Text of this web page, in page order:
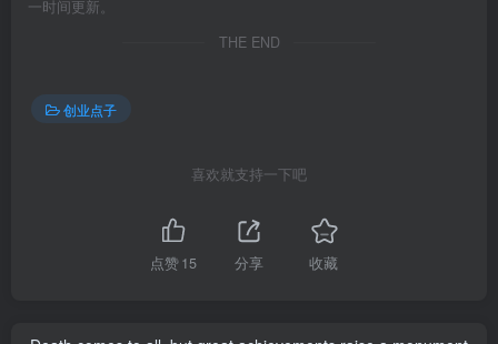
一时间更新。
THE END
创业点子
喜欢就支持一下吧
点赞15 分享 收藏